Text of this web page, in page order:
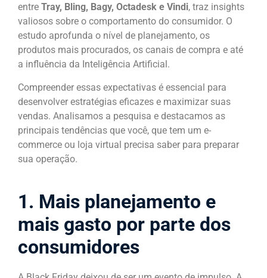
entre Tray, Bling, Bagy, Octadesk e Vindi, traz insights
valiosos sobre o comportamento do consumidor. O
estudo aprofunda o nível de planejamento, os
produtos mais procurados, os canais de compra e até
a influência da Inteligência Artificial.
Compreender essas expectativas é essencial para
desenvolver estratégias eficazes e maximizar suas
vendas. Analisamos a pesquisa e destacamos as
principais tendências que você, que tem um e-
commerce ou loja virtual precisa saber para preparar
sua operação.
1. Mais planejamento e
mais gasto por parte dos
consumidores